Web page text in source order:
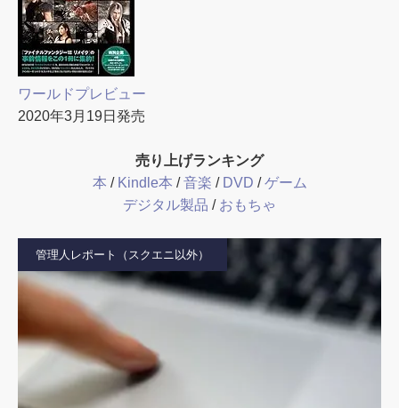
ワールドプレビュー
2020年3月19日発売
売り上げランキング
本 / Kindle本 /音楽 / DVD /ゲーム
デジタル製品 / おもちゃ
管理人レポート（スクエニ以外）